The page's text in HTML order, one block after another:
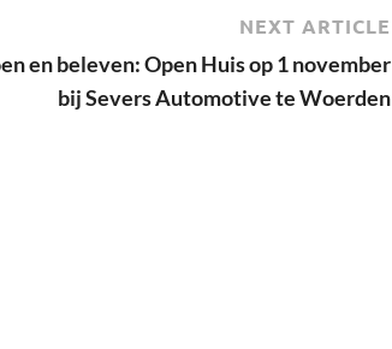
NEXT ARTICLE
en beleven: Open Huis op 1 november
bij Severs Automotive te Woerden